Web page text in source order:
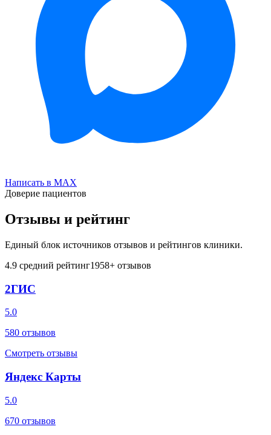
Написать в MAX
Доверие пациентов
Отзывы и рейтинг
Единый блок источников отзывов и рейтингов клиники.
4.9 средний рейтинг1958+ отзывов
2ГИС
5.0
580 отзывов
Смотреть отзывы
Яндекс Карты
5.0
670 отзывов